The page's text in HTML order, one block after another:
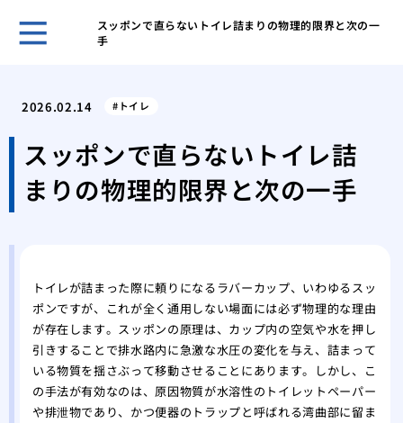
スッポンで直らないトイレ詰まりの物理的限界と次の一
手
ト
浴
お
ト
実
2026.02.14 トイレ
スッポンで直らないトイレ詰
まりの物理的限界と次の一手
トイレが詰まった際に頼りになるラバーカップ、いわゆるスッ
ポンですが、これが全く通用しない場面には必ず物理的な理由
が存在します。スッポンの原理は、カップ内の空気や水を押し
引きすることで排水路内に急激な水圧の変化を与え、詰まって
いる物質を揺さぶって移動させることにあります。しかし、こ
の手法が有効なのは、原因物質が水溶性のトイレットペーパー
や排泄物であり、かつ便器のトラップと呼ばれる湾曲部に留ま